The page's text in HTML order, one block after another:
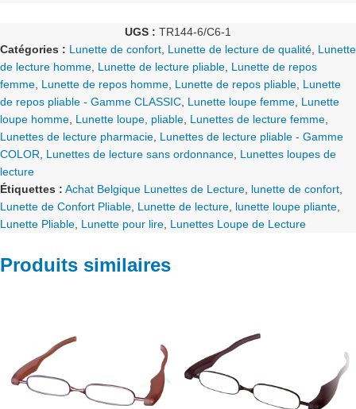
UGS : TR144-6/C6-1
Catégories : Lunette de confort, Lunette de lecture de qualité, Lunette
de lecture homme, Lunette de lecture pliable, Lunette de repos
femme, Lunette de repos homme, Lunette de repos pliable, Lunette
de repos pliable - Gamme CLASSIC, Lunette loupe femme, Lunette
loupe homme, Lunette loupe, pliable, Lunettes de lecture femme,
Lunettes de lecture pharmacie, Lunettes de lecture pliable - Gamme
COLOR, Lunettes de lecture sans ordonnance, Lunettes loupes de
lecture
Étiquettes : Achat Belgique Lunettes de Lecture, lunette de confort,
Lunette de Confort Pliable, Lunette de lecture, lunette loupe pliante,
Lunette Pliable, Lunette pour lire, Lunettes Loupe de Lecture
Produits similaires